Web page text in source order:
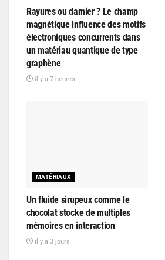
Rayures ou damier ? Le champ
magnétique influence des motifs
électroniques concurrents dans
un matériau quantique de type
graphène
il y a 7 heures
MATÉRIAUX
Un fluide sirupeux comme le
chocolat stocke de multiples
mémoires en interaction
il y a 3 jours